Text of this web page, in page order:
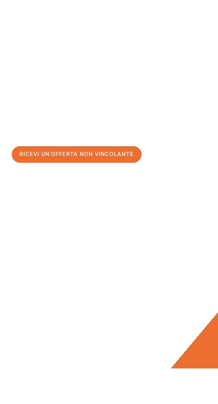
RICEVI UN'OFFERTA NON VINCOLANTE